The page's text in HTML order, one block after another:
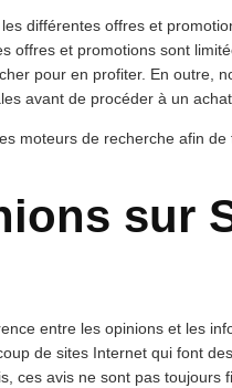
différentes offres et
offres et promotions sont
pour en profiter. En outre,
avant de procéder à un achat.
moteurs de recherche afin
sur
entre les opinions et les
de sites Internet qui font
ces avis ne sont pas toujours